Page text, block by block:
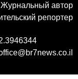
Журнальный автор
репортер